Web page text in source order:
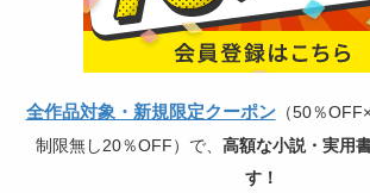
全作品対象・新規限定クーポン（50％
制限無し20％OFF）で、 高額な小説・実用
す！